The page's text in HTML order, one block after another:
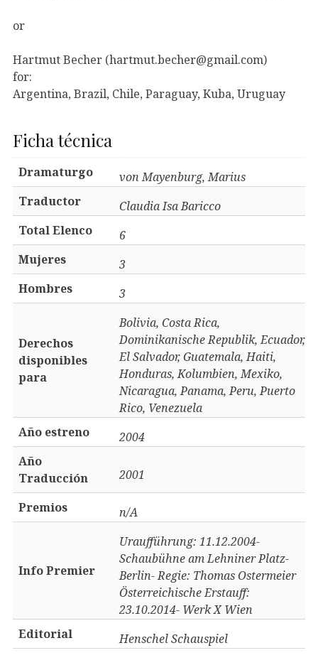
or
Hartmut Becher (hartmut.becher@gmail.com)
for:
Argentina, Brazil, Chile, Paraguay, Kuba, Uruguay
Ficha técnica
Dramaturgo
von Mayenburg, Marius
Traductor
Claudia Isa Baricco
Total Elenco
6
Mujeres
3
Hombres
3
Derechos
disponibles
para
Bolivia, Costa Rica,
Dominikanische Republik, Ecuador,
El Salvador, Guatemala, Haiti,
Honduras, Kolumbien, Mexiko,
Nicaragua, Panama, Peru, Puerto
Rico, Venezuela
Año estreno
2004
Año
Traducción
2001
Premios n/A
Info Premier
Uraufführung: 11.12.2004-
Schaubühne am Lehniner Platz-
Berlin- Regie: Thomas Ostermeier
Österreichische Erstauff:
23.10.2014- Werk X Wien
Editorial
Henschel Schauspiel